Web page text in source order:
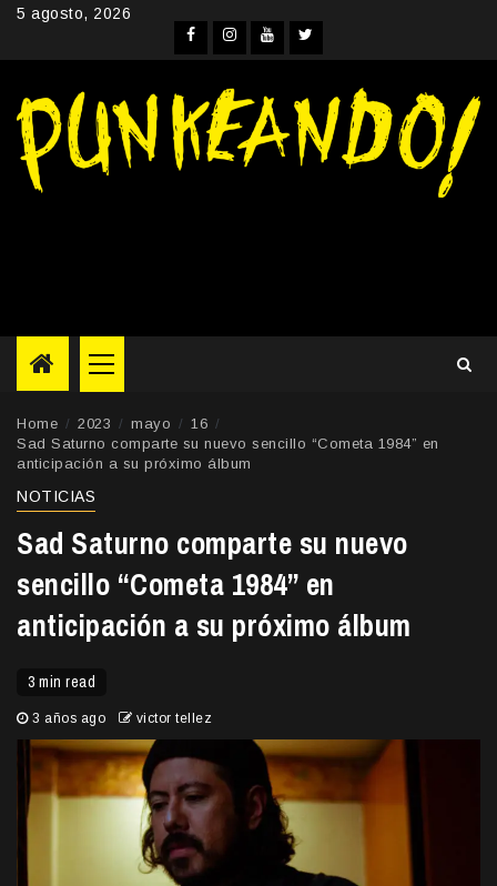
Skip5 agosto, 2026
Facebook
Instagram
YouTube
Twitter
Primary
Menu
Home 2023 mayo
16
Sad Saturno comparte su nuevo sencillo “Cometa 1984” en
anticipación a su próximo álbum
NOTICIAS
Sad Saturno comparte su nuevo
sencillo “Cometa 1984” en
anticipación a su próximo álbum
3 min read
3 años ago victor tellez